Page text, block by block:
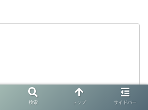
検索 トップ サイドバー